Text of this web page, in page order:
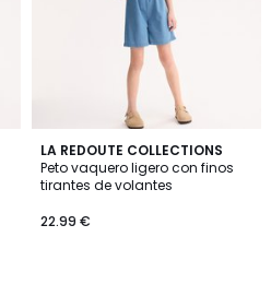
LA REDOUTE COLLECTIONS
Peto vaquero ligero con finos
tirantes de volantes
22.99 €